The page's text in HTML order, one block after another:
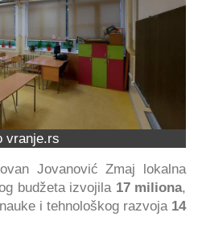
vranje.rs
Jovanović Zmaj lokalna
budžeta izvojila 17 miliona,
i tehnološkog razvoja 14